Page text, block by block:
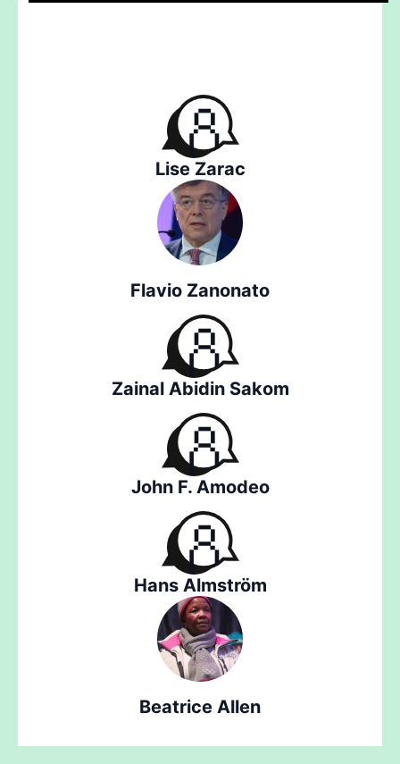
Lise Zarac
Flavio Zanonato
Zainal Abidin Sakom
John F. Amodeo
Hans Almström
Beatrice Allen